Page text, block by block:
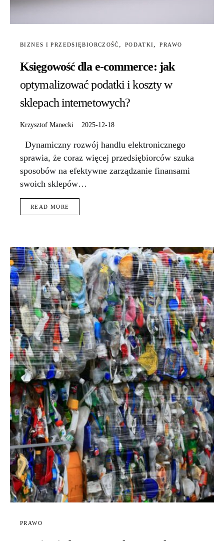
BIZNES I PRZEDSIĘBIORCZOŚĆ PODATKI PRAWO
Księgowość dla e-commerce: jak
optymalizować podatki i koszty w
sklepach internetowych?
Krzysztof Manecki 2025-12-18
Dynamiczny rozwój handlu elektronicznego
sprawia, że coraz więcej przedsiębiorców szuka
sposobów na efektywne zarządzanie finansami
swoich sklepów…
READ MORE
PRAWO